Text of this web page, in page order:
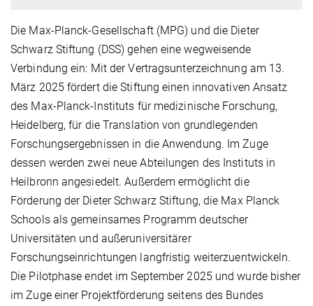
Die Max-Planck-Gesellschaft (MPG) und die Dieter
Schwarz Stiftung (DSS) gehen eine wegweisende
Verbindung ein: Mit der Vertragsunterzeichnung am 13.
März 2025 fördert die Stiftung einen innovativen Ansatz
des Max-Planck-Instituts für medizinische Forschung,
Heidelberg, für die Translation von grundlegenden
Forschungsergebnissen in die Anwendung. Im Zuge
dessen werden zwei neue Abteilungen des Instituts in
Heilbronn angesiedelt. Außerdem ermöglicht die
Förderung der Dieter Schwarz Stiftung, die Max Planck
Schools als gemeinsames Programm deutscher
Universitäten und außeruniversitärer
Forschungseinrichtungen langfristig weiterzuentwickeln.
Die Pilotphase endet im September 2025 und wurde bisher
im Zuge einer Projektförderung seitens des Bundes